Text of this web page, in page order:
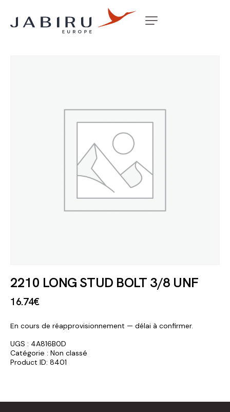
Accueil Non classé
2210 LONG STUD BOLT 3/8 UNF
16.74€
En cours de réapprovisionnement — délai à confirmer.
UGS : 4A816B0D
Catégorie : Non classé
Product ID: 8401